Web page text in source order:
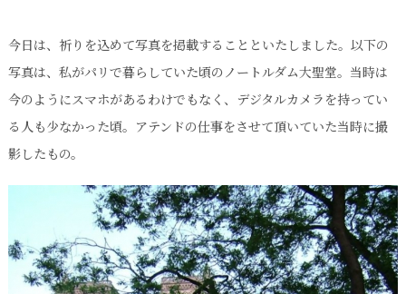
今日は、祈りを込めて写真を掲載することといたしました。以下の
写真は、私がパリで暮らしていた頃のノートルダム大聖堂。当時は
今のようにスマホがあるわけでもなく、デジタルカメラを持ってい
る人も少なかった頃。アテンドの仕事をさせて頂いていた当時に撮
影したもの。